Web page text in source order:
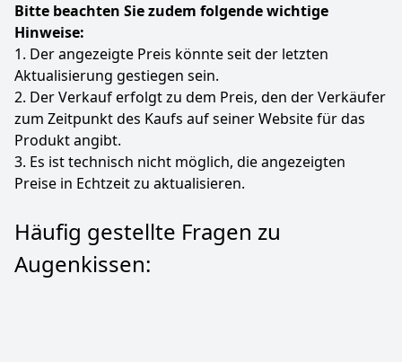
Anzeigen
Bitte beachten Sie zudem folgende wichtige
Hinweise:
1. Der angezeigte Preis könnte seit der letzten
Aktualisierung gestiegen sein.
2. Der Verkauf erfolgt zu dem Preis, den der Verkäufer
zum Zeitpunkt des Kaufs auf seiner Website für das
Produkt angibt.
3. Es ist technisch nicht möglich, die angezeigten
Preise in Echtzeit zu aktualisieren.
Häufig gestellte Fragen zu
Augenkissen: